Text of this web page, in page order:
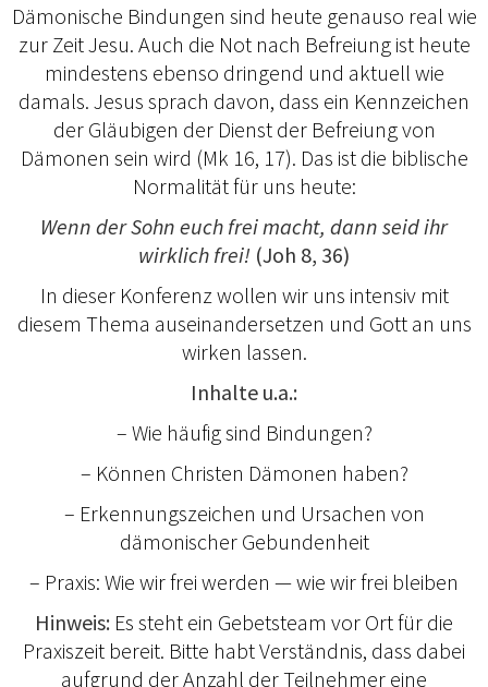
Dämonische Bindungen sind heute genauso real wie
zur Zeit Jesu. Auch die Not nach Befreiung ist heute
mindestens ebenso dringend und aktuell wie
damals. Jesus sprach davon, dass ein Kennzeichen
der Gläubigen der Dienst der Befreiung von
Dämonen sein wird (Mk 16, 17). Das ist die biblische
Normalität für uns heute:
Wenn der Sohn euch frei macht, dann seid ihr
wirklich frei! (Joh 8, 36)
In dieser Konferenz wollen wir uns intensiv mit
diesem Thema auseinandersetzen und Gott an uns
wirken lassen.
Inhalte u.a.:
– Wie häufig sind Bindungen?
– Können Christen Dämonen haben?
– Erkennungszeichen und Ursachen von
dämonischer Gebundenheit
– Praxis: Wie wir frei werden — wie wir frei bleiben
Hinweis: Es steht ein Gebetsteam vor Ort für die
Praxiszeit bereit. Bitte habt Verständnis, dass dabei
aufgrund der Anzahl der Teilnehmer eine